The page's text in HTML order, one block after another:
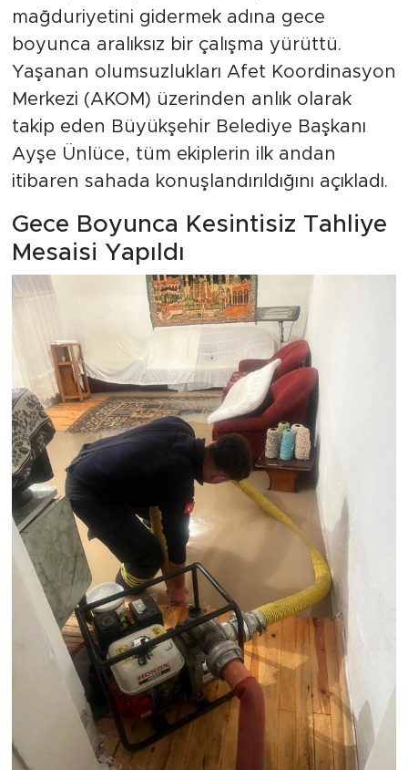
mağduriyetini gidermek adına gece
boyunca aralıksız bir çalışma yürüttü.
Yaşanan olumsuzlukları Afet Koordinasyon
Merkezi (AKOM) üzerinden anlık olarak
takip eden Büyükşehir Belediye Başkanı
Ayşe Ünlüce, tüm ekiplerin ilk andan
itibaren sahada konuşlandırıldığını açıkladı.
Gece Boyunca Kesintisiz Tahliye
Mesaisi Yapıldı